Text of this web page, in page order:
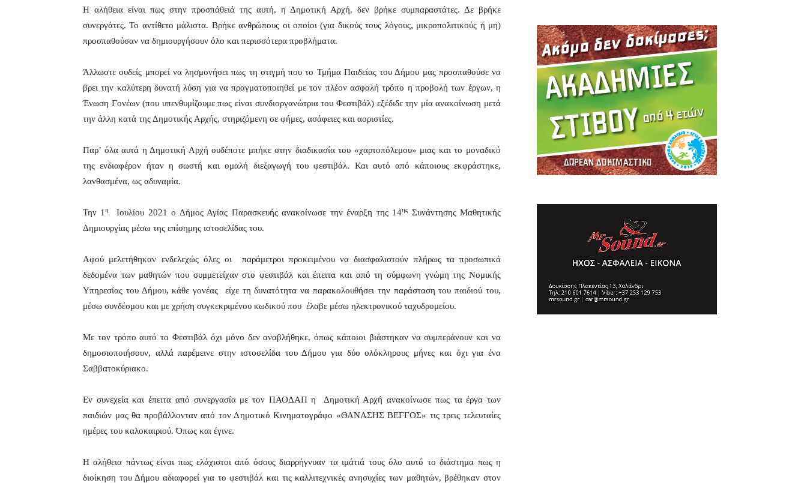
Η αλήθεια είναι πως στην προσπάθειά της αυτή, η Δημοτική Αρχή, δεν βρήκε συμπαραστάτες. Δε βρήκε
συνεργάτες. Το αντίθετο μάλιστα. Βρήκε ανθρώπους οι οποίοι (για δικούς τους λόγους, μικροπολιτικούς ή μη)
προσπαθούσαν να δημιουργήσουν όλο και περισσότερα προβλήματα.
Άλλωστε ουδείς μπορεί να λησμονήσει πως τη στιγμή που το Τμήμα Παιδείας του Δήμου μας προσπαθούσε να
βρει την καλύτερη δυνατή λύση για να πραγματοποιηθεί με τον πλέον ασφαλή τρόπο η προβολή των έργων, η
Ένωση Γονέων (που υπενθυμίζουμε πως είναι συνδιοργανώτρια του Φεστιβάλ) εξέδιδε την μία ανακοίνωση μετά
την άλλη κατά της Δημοτικής Αρχής, στηριζόμενη σε φήμες, ασάφειες και αοριστίες.
Παρ’ όλα αυτά η Δημοτική Αρχή ουδέποτε μπήκε στην διαδικασία του «χαρτοπόλεμου» μιας και το μοναδικό
της ενδιαφέρον ήταν η σωστή και ομαλή διεξαγωγή του φεστιβάλ. Και αυτό από κάποιους εκφράστηκε,
λανθασμένα, ως αδυναμία.
Την 1η Ιουλίου 2021 ο Δήμος Αγίας Παρασκευής ανακοίνωσε την έναρξη της 14ηςΣυνάντησης Μαθητικής
Δημιουργίας μέσω της επίσημης ιστοσελίδας του.
Αφού μελετήθηκαν ενδελεχώς όλες οι παράμετροι προκειμένου να διασφαλιστούν πλήρως τα προσωπικά
δεδομένα των μαθητών που συμμετείχαν στο φεστιβάλ και έπειτα και από τη σύμφωνη γνώμη της Νομικής
Υπηρεσίας του Δήμου, κάθε γονέας είχε τη δυνατότητα να παρακολουθήσει την παράσταση του παιδιού του,
μέσω συνδέσμου και με χρήση συγκεκριμένου κωδικού που έλαβε μέσω ηλεκτρονικού ταχυδρομείου.
Με τον τρόπο αυτό το Φεστιβάλ όχι μόνο δεν αναβλήθηκε, όπως κάποιοι βιάστηκαν να συμπεράνουν και να
δημοσιοποιήσουν, αλλά παρέμεινε στην ιστοσελίδα του Δήμου για δύο ολόκληρους μήνες και όχι για ένα
Σαββατοκύριακο.
Εν συνεχεία και έπειτα από συνεργασία με τον ΠΑΟΔΑΠ η Δημοτική Αρχή ανακοίνωσε πως τα έργα των
παιδιών μας θα προβάλλονταν από τον Δημοτικό Κινηματογράφο «ΘΑΝΑΣΗΣ ΒΕΓΓΟΣ» τις τρεις τελευταίες
ημέρες του καλοκαιριού. Όπως και έγινε.
Η αλήθεια πάντως είναι πως ελάχιστοι από όσους διαρρήγνυαν τα ιμάτιά τους όλο αυτό το διάστημα πως η
διοίκηση του Δήμου αδιαφορεί για το φεστιβάλ και τις καλλιτεχνικές ανησυχίες των μαθητών, βρέθηκαν στον